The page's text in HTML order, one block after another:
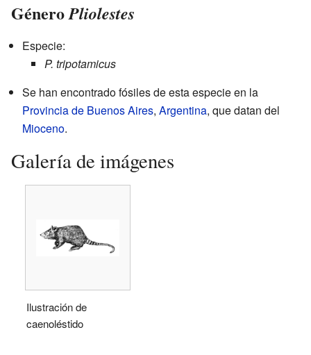
GéneroPliolestes
Especie:
P. tripotamicus
Se han encontrado fósiles de esta especie en la
Provincia de Buenos Aires, Argentina, que datan del
Mioceno.
Galería de imágenes
Ilustración de
caenoléstido